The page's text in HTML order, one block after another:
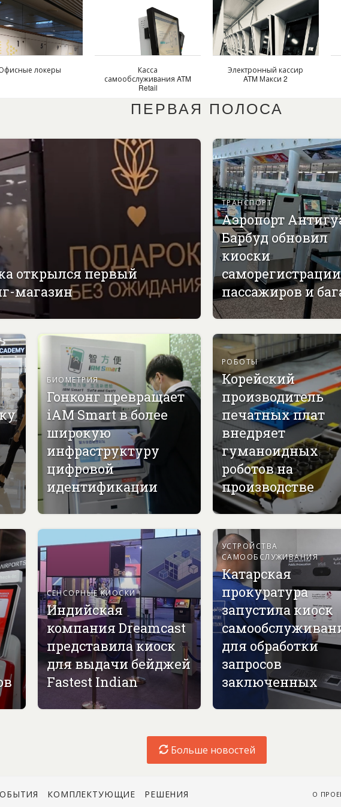
локеры
Касса
самообслуживания ATM
Retail
Электронный кассир
ATM Макси 2
ПЕРВАЯ ПОЛОСА
открылся первый
магазин
ТРАНСПОРТ
Аэропорт
Барбуд обновил
киоски
саморегистрации
пассажиров и
БИОМЕТРИЯ
Гонконг превращает
iAM Smart в более
широкую
инфраструктуру
цифровой
идентификации
РОБОТЫ
Корейский
производитель
печатных плат
внедряет
гуманоидных
роботов на
производстве
СЕНСОРНЫЕ КИОСКИ
Индийская
компания Dreamcast
представила киоск
для выдачи бейджей
Fastest Indian
УСТРОЙСТВА
САМООБСЛУЖИВАНИЯ
Катарская
прокуратура
запустила киоск
для обработки
запросов
заключенных
Больше новостей
О
КОМПЛЕКТУЮЩИЕ РЕШЕНИЯ